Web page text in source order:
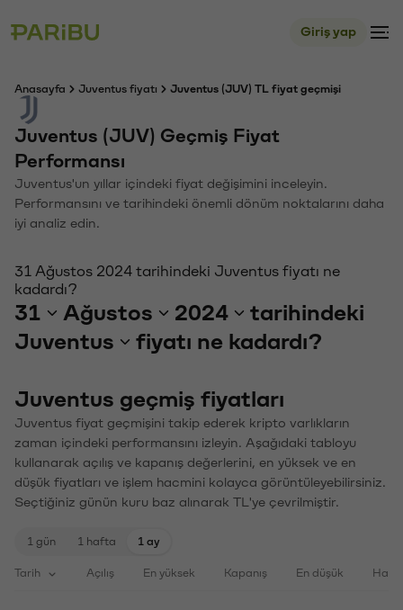
Giriş yap
Anasayfa Juventus fiyatı Juventus (JUV) TL fiyat geçmişi
Juventus (JUV) Geçmiş Fiyat
Performansı
Juventus'un yıllar içindeki fiyat değişimini inceleyin.
Performansını ve tarihindeki önemli dönüm noktalarını daha
iyi analiz edin.
31 Ağustos 2024 tarihindeki Juventus fiyatı ne
kadardı?
31 Ağustos 2024
tarihindeki
Juventus
fiyatı ne kadardı?
Juventus geçmiş fiyatları
Juventus fiyat geçmişini takip ederek kripto varlıkların
zaman içindeki performansını izleyin. Aşağıdaki tabloyu
kullanarak açılış ve kapanış değerlerini, en yüksek ve en
düşük fiyatları ve işlem hacmini kolayca görüntüleyebilirsiniz.
Seçtiğiniz günün kuru baz alınarak TL'ye çevrilmiştir.
1 gün 1 hafta 1 ay
Tarih Açılış En yüksek Kapanış En düşük